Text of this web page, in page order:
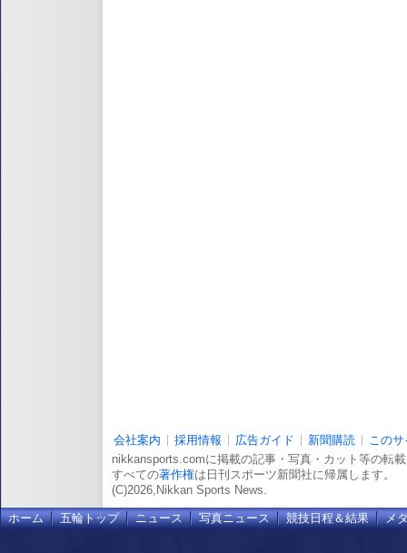
会社案内 採用情報 広告ガイド 新聞購読
この
nikkansports.comに掲載の記事・写真・カット等の転
すべての著作権は日刊スポーツ新聞社に帰属します。
(C)2026,Nikkan Sports News.
ホーム 五輪トップ ニュース 写真ニュース 競技日程＆結果 メ